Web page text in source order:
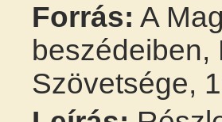
Forrás: A
beszédeiben,
Szövetsége,